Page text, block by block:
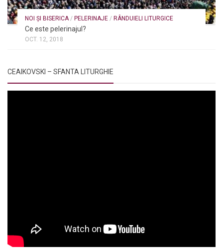
NOI ȘI BISERICA / PELERINAJE / RÂNDUIELI LITURGICE
Ce este pelerinajul?
OCT. 12, 2018
CEAIKOVSKI – SFANTA LITURGHIE